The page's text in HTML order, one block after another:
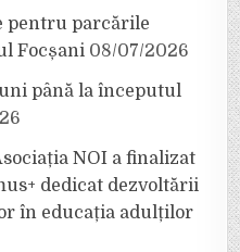
pentru parcările
Focșani 08/07/2026
până la începutul
NOI a finalizat
dedicat dezvoltării
în educația adulților